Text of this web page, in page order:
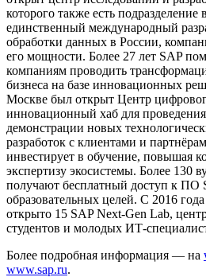
которого также есть
единственный международный
обработки данных в России,
его мощности. Более 27 лет SAP
компаниям проводить
бизнеса на базе инновационных
Москве был открыт Центр
инновационный хаб для
демонстрации новых
разработок с клиентами и
инвестирует в обучение, повышая
экспертизу экосистемы. Более 130
получают бесплатный доступ к ПО
образовательных целей. С 2016
открыто 15 SAP Next-Gen Lab,
студентов и молодых ИТ-
Более подробная информация — на
www.sap.ru.